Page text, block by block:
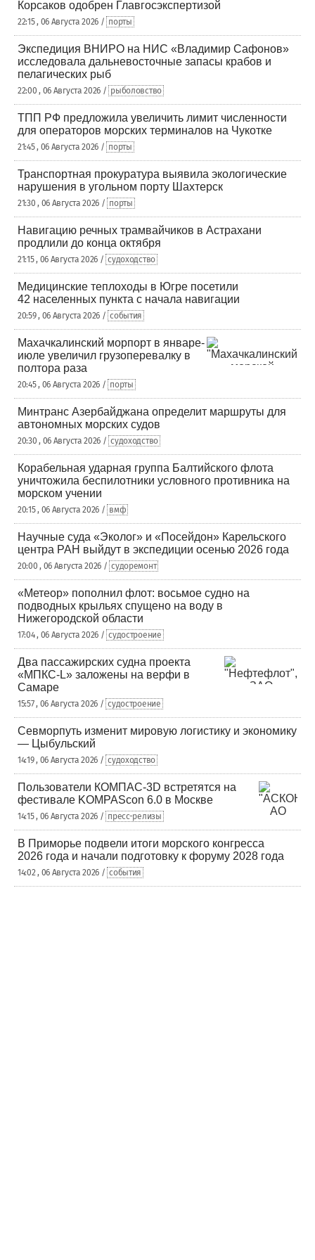
Корсаков одобрен Главгосэкспертизой
22:15 , 06 Августа 2026 / порты
Экспедиция ВНИРО на НИС «Владимир Сафонов»
исследовала дальневосточные запасы крабов и
пелагических рыб
22:00 , 06 Августа 2026 / рыболовство
ТПП РФ предложила увеличить лимит численности
для операторов морских терминалов на Чукотке
21:45 , 06 Августа 2026 / порты
Транспортная прокуратура выявила экологические
нарушения в угольном порту Шахтерск
21:30 , 06 Августа 2026 / порты
Навигацию речных трамвайчиков в Астрахани
продлили до конца октября
21:15 , 06 Августа 2026 / судоходство
Медицинские теплоходы в Югре посетили
42 населенных пункта с начала навигации
20:59 , 06 Августа 2026 / события
Махачкалинский морпорт в январе-
июле увеличил грузоперевалку в
полтора раза
20:45 , 06 Августа 2026 / порты
Минтранс Азербайджана определит маршруты для
автономных морских судов
20:30 , 06 Августа 2026 / судоходство
Корабельная ударная группа Балтийского флота
уничтожила беспилотники условного противника на
морском учении
20:15 , 06 Августа 2026 / вмф
Научные суда «Эколог» и «Посейдон» Карельского
центра РАН выйдут в экспедиции осенью 2026 года
20:00 , 06 Августа 2026 / судоремонт
«Метеор» пополнил флот: восьмое судно на
подводных крыльях спущено на воду в
Нижегородской области
17:04 , 06 Августа 2026 / судостроение
Два пассажирских судна проекта
«МПКС-L» заложены на верфи в
Самаре
15:57 , 06 Августа 2026 / судостроение
Севморпуть изменит мировую логистику и экономику
— Цыбульский
14:19 , 06 Августа 2026 / судоходство
Пользователи КОМПАС-3D встретятся на
фестивале KOMPAScon 6.0 в Москве
14:15 , 06 Августа 2026 / пресс-релизы
В Приморье подвели итоги морского конгресса
2026 года и начали подготовку к форуму 2028 года
14:02 , 06 Августа 2026 / события